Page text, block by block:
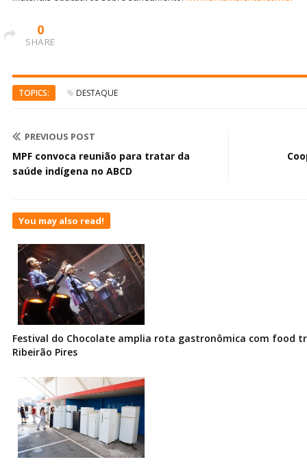
0
SHARE
TOPICS: DESTAQUE
PREVIOUS POST
MPF convoca reunião para tratar da
saúde indígena no ABCD
You may also read!
Festival do Chocolate amplia rota gastronômica com food
Ribeirão Pires